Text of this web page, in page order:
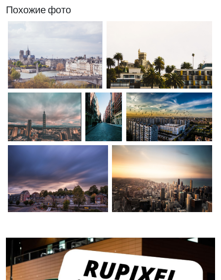
Похожие фото